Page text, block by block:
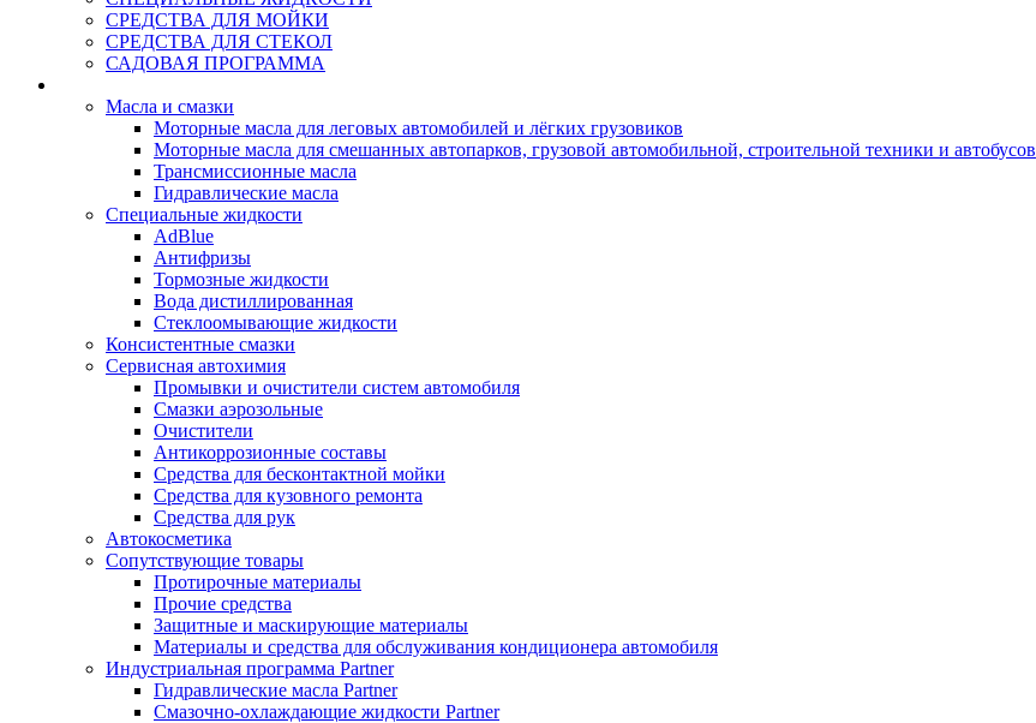
СРЕДСТВА ДЛЯ МОЙКИ
СРЕДСТВА ДЛЯ СТЕКОЛ
САДОВАЯ ПРОГРАММА
Масла и смазки
Моторные масла для леговых автомобилей и лёгких грузовиков
Моторные масла для смешанных автопарков, грузовой автомобильной, строительной техники и автобусов
Трансмиссионные масла
Гидравлические масла
Специальные жидкости
AdBlue
Антифризы
Тормозные жидкости
Вода дистиллированная
Стеклоомывающие жидкости
Консистентные смазки
Сервисная автохимия
Промывки и очистители систем автомобиля
Смазки аэрозольные
Очистители
Антикоррозионные составы
Средства для бесконтактной мойки
Средства для кузовного ремонта
Средства для рук
Автокосметика
Сопутствующие товары
Протирочные материалы
Прочие средства
Защитные и маскирующие материалы
Материалы и средства для обслуживания кондиционера автомобиля
Индустриальная программа Partner
Гидравлические масла Partner
Смазочно-охлаждающие жидкости Partner